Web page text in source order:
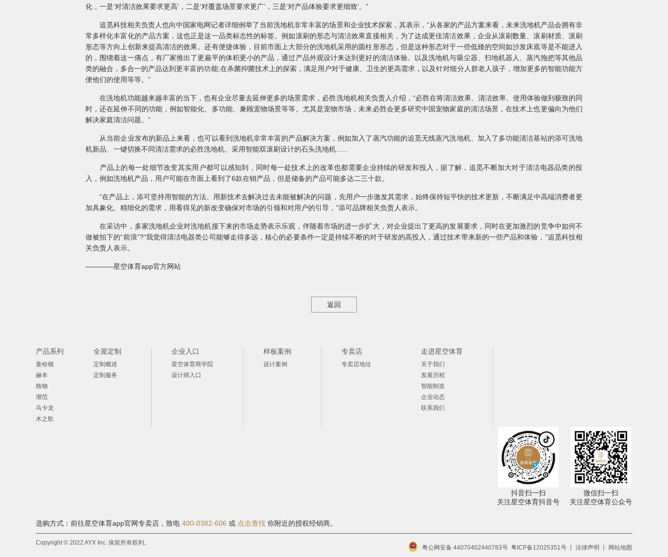
化，一是‘对清洁效果要求更高’，二是‘对覆盖场景要求更广’，三是‘对产品体验要求更细致’。”
追觅科技相关负责人也向中国家电网记者详细例举了当前洗地机非常丰富的场景和企业技术探索，其表示，“从各家的产品方案来看，未来洗地机产品会拥有非
常多样化丰富化的产品方案，这也正是这一品类标志性的标签。例如滚刷的形态与清洁效果直接相关，为了达成更佳清洁效果，企业从滚刷数量、滚刷材质、滚刷
形态等方向上创新来提高清洁的效果。还有便捷体验，目前市面上大部分的洗地机采用的圆柱形形态，但是这种形态对于一些低矮的空间如沙发床底等是不能进入
的，围绕着这一痛点，有厂家推出了更扁平的体积更小的产品，通过产品外观设计来达到更好的清洁体验。以及洗地机与吸尘器、扫地机器人、蒸汽拖把等其他品
类的融合，多合一的产品达到更丰富的功能;在杀菌抑菌技术上的探索，满足用户对于健康、卫生的更高需求，以及针对细分人群老人孩子，增加更多的智能功能方
便他们的使用等等。”
在洗地机功能越来越丰富的当下，也有企业尽量去延伸更多的场景需求，必胜洗地机相关负责人介绍，“必胜在将清洁效果、清洁效率、使用体验做到极致的同
时，还在延伸不同的功能，例如智能化、多功能、兼顾宠物场景等等。尤其是宠物市场，未来必胜会更多研究中国宠物家庭的清洁场景，在技术上也更偏向为他们
解决家庭清洁问题。”
从当前企业发布的新品上来看，也可以看到洗地机非常丰富的产品解决方案，例如加入了蒸汽功能的追觅无线蒸汽洗地机、加入了多功能清洁基站的添可洗地
机新品、一键切换不同清洁需求的必胜洗地机、采用智能双滚刷设计的石头洗地机......
产品上的每一处细节改变其实用户都可以感知到，同时每一处技术上的改革也都需要企业持续的研发和投入，据了解，追觅不断加大对于清洁电器品类的投
入，例如洗地机产品，用户可能在市面上看到了6款在销产品，但是储备的产品可能多达二三十款。
“在产品上，添可坚持用智能的方法、用新技术去解决过去未能被解决的问题，先用户一步激发其需求，始终保持短平快的技术更新，不断满足中高端消费者更
加具象化、精细化的需求，用看得见的新改变确保对市场的引领和对用户的引导，”添可品牌相关负责人表示。
在采访中，多家洗地机企业对洗地机接下来的市场走势表示乐观，伴随着市场的进一步扩大，对企业提出了更高的发展要求，同时在更加激烈的竞争中如何不
做被拍下的“前浪”?“我觉得清洁电器类公司能够走得多远，核心的必要条件一定是持续不断的对于研发的高投入，通过技术带来新的一些产品和体验，”追觅科技相
关负责人表示。
————星空体育app官方网站
返回
产品系列
曼哈顿
赫本
格物
潮范
马卡龙
木之歌
全屋定制
定制概述
定制服务
企业入口
星空体育商学院
设计师入口
样板案例
设计案例
专卖店
专卖店地址
走进星空体育
关于我们
发展历程
智能制造
企业动态
联系我们
抖音扫一扫
关注星空体育抖音号
微信扫一扫
关注星空体育公众号
选购方式：前往星空体育app官网专卖店， 致电 400-0382-606 或 点击查找 你附近的授权经销商。
Copyright © 2022 AYX Inc. 保留所有权利。
粤公网安备 44070402440783号 粤ICP备12025351号 法律声明 网站地图